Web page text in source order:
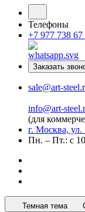
Телефоны
+7 977 738 67
Заказать
sale@art-
info@art-
(для
г. Москва,
Пн. – Пт.: с
Темная тема